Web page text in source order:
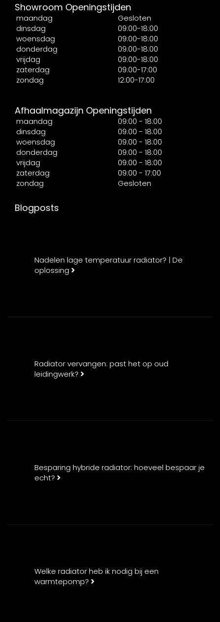
Showroom Openingstijden
maandag
Gesloten
dinsdag
09:00-18:00
woensdag
09:00-18:00
donderdag
09:00-18:00
vrijdag
09:00-18:00
zaterdag
09:00-17:00
zondag
12:00-17:00
Afhaalmagazijn Openingstijden
maandag
09:00 - 18:00
dinsdag
09:00 - 18:00
woensdag
09:00 - 18:00
donderdag
09:00 - 18:00
vrijdag
09:00 - 18:00
zaterdag
09:00 - 17:00
zondag
Gesloten
Blogposts
Nadelen lage temperatuur radiator? | De
oplossing
Radiator vervangen: past het op oud
leidingwerk?
Besparing hybride radiator: hoeveel bespaar je
echt?
Welke radiator heb ik nodig bij een
warmtepomp?